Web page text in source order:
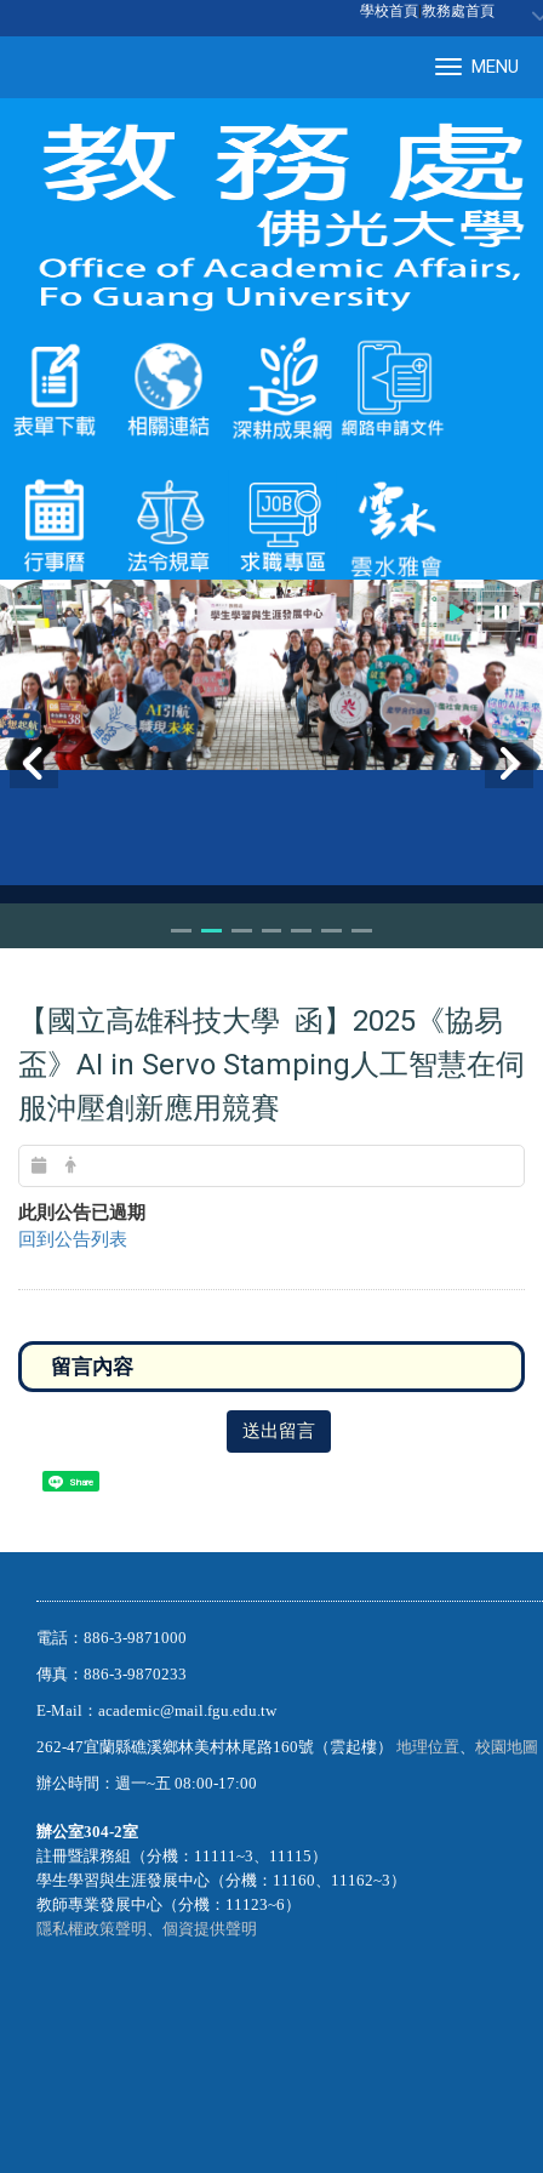
學校首頁 教務處首頁
MENU
【國立高雄科技大學 函】2025《協易
盃》AI in Servo Stamping人工智慧在伺
服沖壓創新應用競賽
此則公告已過期
回到公告列表
送出留言
Share
電話：886-3-9871000
傳真：886-3-9870233
E-Mail：academic@mail.fgu.edu.tw
262-47宜蘭縣礁溪鄉林美村林尾路160號（雲起樓） 地理位置
校園地圖
辦公時間：週一~五 08:00-17:00
辦公室304-2室
註冊暨課務組（分機：11111~3、11115）
學生學習與生涯發展中心（分機：11160、11162~3）
教師專業發展中心（分機：11123~6）
隱私權政策聲明
個資提供聲明